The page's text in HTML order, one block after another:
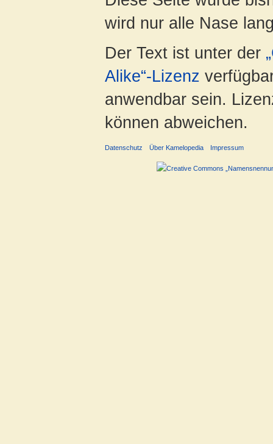
wird nur alle Nase
Der Text ist unter der
Alike“-Lizenz
anwendbar sein.
können abweichen.
Datenschutz Über Kamelopedia Impressum